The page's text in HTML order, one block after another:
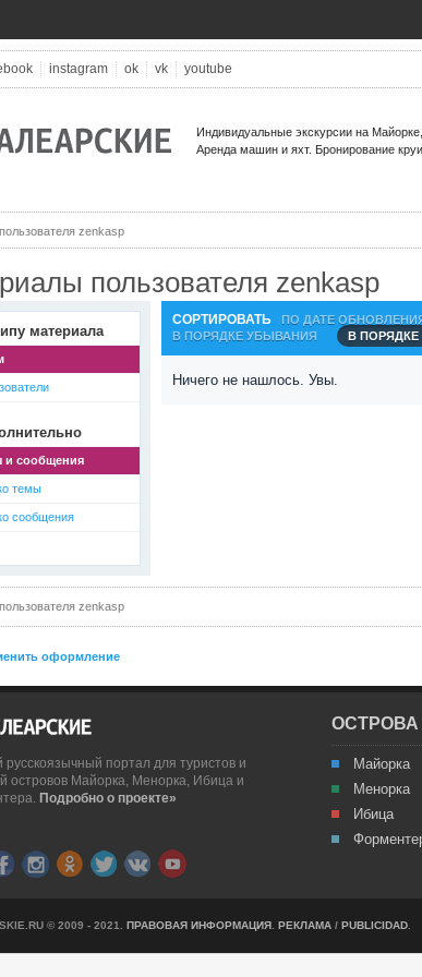
instagram ok vk youtube
Индивидуальные экскурсии на
Аренда машин и яхт. Бронирование
zenkasp
пользователя zenkasp
материала
и сообщения
темы
сообщения
СОРТИРОВАТЬ ПО ДАТЕ
В ПОРЯДКЕ УБЫВАНИЯ В ПОРЯДКЕ
Ничего не нашлось. Увы.
zenkasp
оформление
русскоязычный портал для туристов и
островов Майорка, Менорка, Ибица и
Подробно о проекте»
ОСТРОВА
Майорка
Менорка
Ибица
© 2009 - 2021. ПРАВОВАЯ ИНФОРМАЦИЯ РЕКЛАМА / PUBLICIDAD